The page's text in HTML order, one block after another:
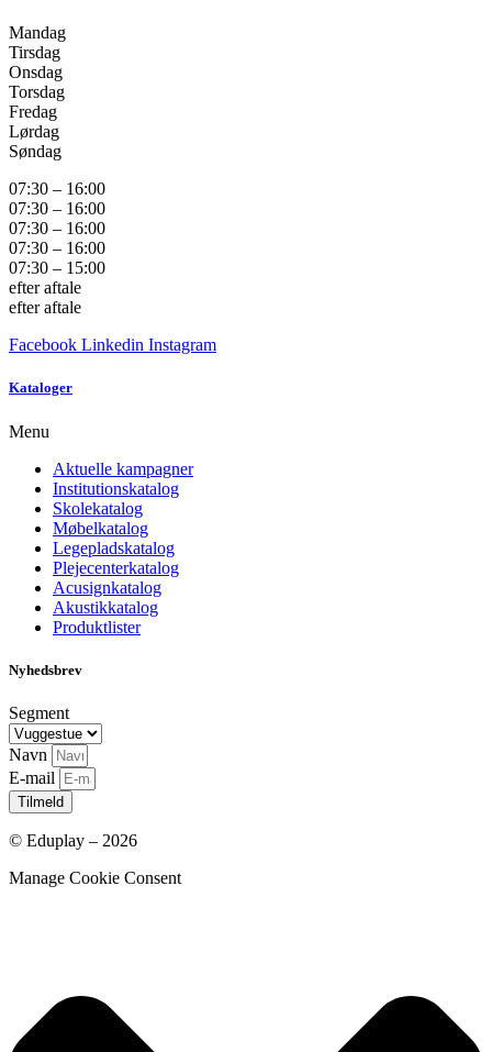
Mandag
Tirsdag
Onsdag
Torsdag
Fredag
Lørdag
Søndag
07:30 – 16:00
07:30 – 16:00
07:30 – 16:00
07:30 – 16:00
07:30 – 15:00
efter aftale
efter aftale
Facebook Linkedin Instagram
Kataloger
Menu
Aktuelle kampagner
Institutionskatalog
Skolekatalog
Møbelkatalog
Legepladskatalog
Plejecenterkatalog
Acusignkatalog
Akustikkatalog
Produktlister
Nyhedsbrev
Segment
Navn
E-mail
Tilmeld
© Eduplay – 2026
Manage Cookie Consent